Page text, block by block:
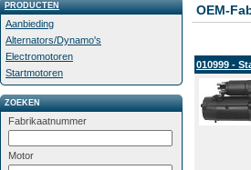
PRODUCTEN
Aanbieding
Alternators/Dynamo's
Electromotoren
Startmotoren
ZOEKEN
Fabrikaatnummer
Motor
OEM-
010999 -